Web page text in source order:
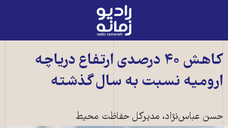
رادیو
زمانه
صفحه
اصلی
کاهش ۴۰ درصدی ارتفاع درياچه
اروميه نسبت به سال گذشته
حسن عباس‌نژاد، مديرکل حفاظت محيط